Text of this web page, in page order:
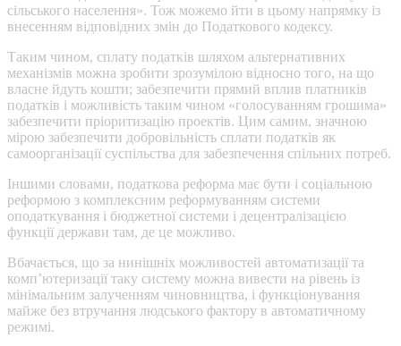
сільського населення». Тож можемо йти в цьому напрямку із
внесенням відповідних змін до Податкового кодексу.
Таким чином, сплату податків шляхом альтернативних
механізмів можна зробити зрозумілою відносно того, на що
власне йдуть кошти; забезпечити прямий вплив платників
податків і можливість таким чином «голосуванням грошима»
забезпечити пріоритизацію проектів. Цим самим, значною
мірою забезпечити добровільність сплати податків як
самоорганізації суспільства для забезпечення спільних потреб.
Іншими словами, податкова реформа має бути і соціальною
реформою з комплексним реформуванням системи
оподаткування і бюджетної системи і децентралізацією
функції держави там, де це можливо.
Вбачається, що за нинішніх можливостей автоматизації та
комп’ютеризації таку систему можна вивести на рівень із
мінімальним залученням чиновництва, і функціонування
майже без втручання людського фактору в автоматичному
режимі.